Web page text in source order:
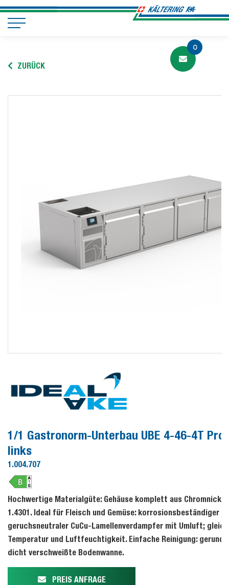
0
ZURÜCK
1/1 Gastronorm-Unterbau UBE 4-46-4T
links
1.004.707
Hochwertige Materialgüte: Gehäuse komplett aus
1.4301. Ideal für Fleisch und Gemüse: korrosionsbeständiger
geruchsneutraler CuCu-Lamellenverdampfer mit Umluft;
Temperatur und Luftfeuchtigkeit. Einfache Reinigung:
dicht verschweißte Bodenwanne.
PREIS ANFRAGE